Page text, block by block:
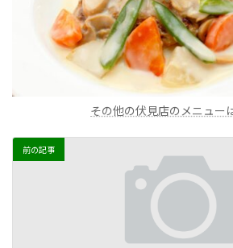
その他の伏見店のメニュー
前の記事